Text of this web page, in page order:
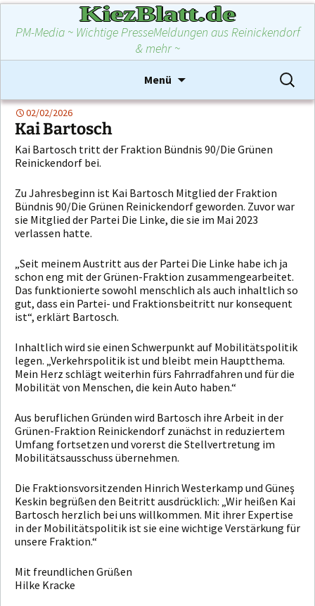
KiezBlatt.de
PM-Media ~ Wichtige PresseMeldungen aus Reinickendorf
& mehr ~
Menü
springen
Suchen
nach:
02/02/2026
Kai Bartosch
Kai Bartosch tritt der Fraktion Bündnis 90/Die Grünen
Reinickendorf bei.
Zu Jahresbeginn ist Kai Bartosch Mitglied der Fraktion
Bündnis 90/Die Grünen Reinickendorf geworden. Zuvor war
sie Mitglied der Partei Die Linke, die sie im Mai 2023
verlassen hatte.
„Seit meinem Austritt aus der Partei Die Linke habe ich ja
schon eng mit der Grünen-Fraktion zusammengearbeitet.
Das funktionierte sowohl menschlich als auch inhaltlich so
gut, dass ein Partei- und Fraktionsbeitritt nur konsequent
ist“, erklärt Bartosch.
Inhaltlich wird sie einen Schwerpunkt auf Mobilitätspolitik
legen. „Verkehrspolitik ist und bleibt mein Hauptthema.
Mein Herz schlägt weiterhin fürs Fahrradfahren und für die
Mobilität von Menschen, die kein Auto haben.“
Aus beruflichen Gründen wird Bartosch ihre Arbeit in der
Grünen-Fraktion Reinickendorf zunächst in reduziertem
Umfang fortsetzen und vorerst die Stellvertretung im
Mobilitätsausschuss übernehmen.
Die Fraktionsvorsitzenden Hinrich Westerkamp und Güneş
Keskin begrüßen den Beitritt ausdrücklich: „Wir heißen Kai
Bartosch herzlich bei uns willkommen. Mit ihrer Expertise
in der Mobilitätspolitik ist sie eine wichtige Verstärkung für
unsere Fraktion.“
Mit freundlichen Grüßen
Hilke Kracke